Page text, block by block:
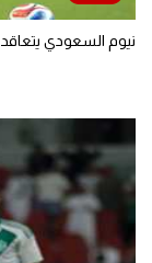
نيوم السعودي